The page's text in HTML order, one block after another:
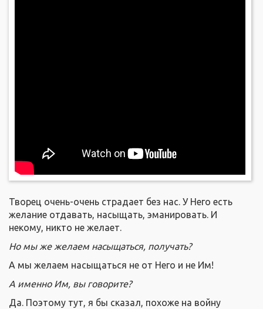
Творец очень-очень страдает без нас. У Него есть
желание отдавать, насыщать, эманировать. И
некому, никто не желает.
Но мы же желаем насыщаться, получать?
А мы желаем насыщаться не от Него и не Им!
А именно Им, вы говорите?
Да. Поэтому тут, я бы сказал, похоже на войну